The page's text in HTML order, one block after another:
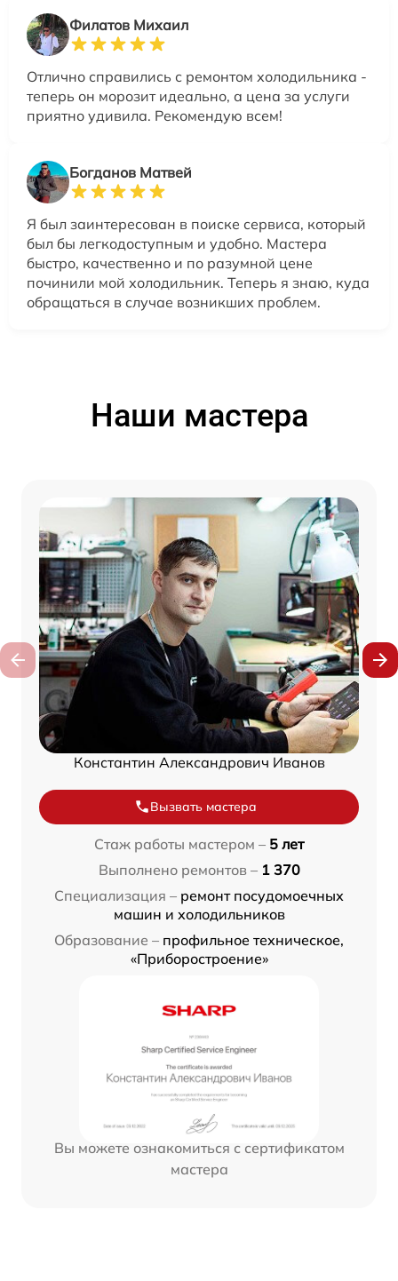
Филатов Михаил
Отлично справились с ремонтом холодильника -
теперь он морозит идеально, а цена за услуги
приятно удивила. Рекомендую всем!
Богданов Матвей
Я был заинтересован в поиске сервиса, который
был бы легкодоступным и удобно. Мастера
быстро, качественно и по разумной цене
починили мой холодильник. Теперь я знаю, куда
обращаться в случае возникших проблем.
Наши мастера
Константин Александрович Иванов
Вызвать мастера
Стаж работы мастером – 5 лет
Выполнено ремонтов – 1 370
Специализация – ремонт посудомоечных
машин и холодильников
Образование – профильное техническое,
«Приборостроение»
Вы можете ознакомиться с сертификатом
мастера